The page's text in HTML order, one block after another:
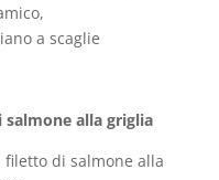
a scaglie
alla griglia
di salmone alla